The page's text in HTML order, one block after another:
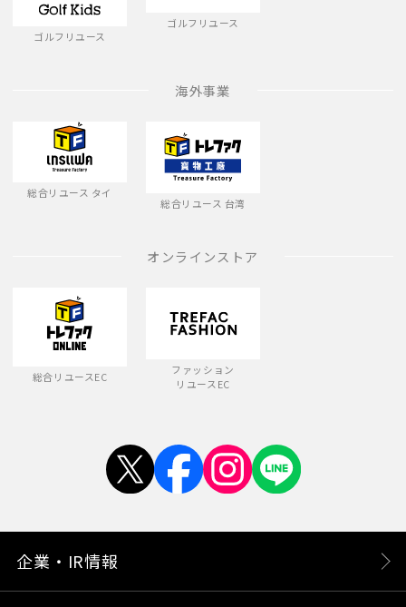
ゴルフリユース
ゴルフリユース
海外事業
総合リユース タイ
総合リユース 台湾
オンラインストア
総合リユースEC
ファッション
リユースEC
企業・IR情報